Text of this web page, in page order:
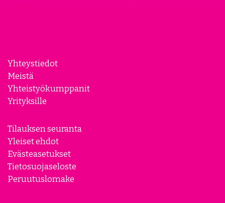
Yhteystiedot
Meistä
Yhteistyökumppanit
Yrityksille
Tilauksen seuranta
Yleiset ehdot
Evästeasetukset
Tietosuojaseloste
Peruutuslomake